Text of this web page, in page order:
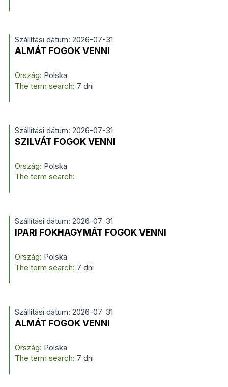
Szállítási dátum: 2026-07-31
ALMÁT FOGOK VENNI
Ország: Polska
The term search: 7 dni
Szállítási dátum: 2026-07-31
SZILVÁT FOGOK VENNI
Ország: Polska
The term search:
Szállítási dátum: 2026-07-31
IPARI FOKHAGYMÁT FOGOK VENNI
Ország: Polska
The term search: 7 dni
Szállítási dátum: 2026-07-31
ALMÁT FOGOK VENNI
Ország: Polska
The term search: 7 dni